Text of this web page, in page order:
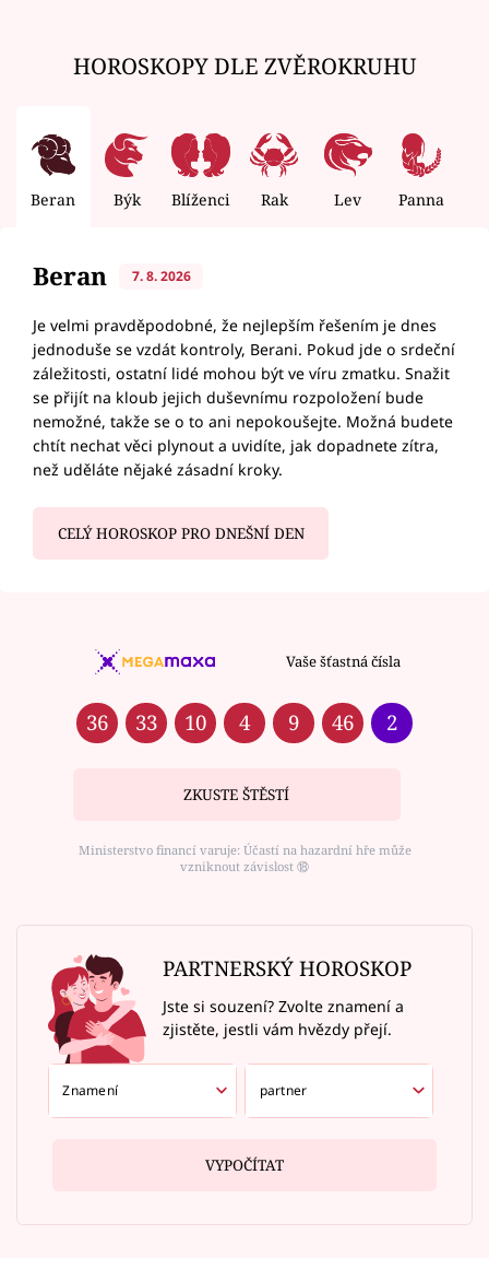
HOROSKOPY DLE ZVĚROKRUHU
Beran Býk Blíženci Rak Lev Panna
Beran 7. 8. 2026
Je velmi pravděpodobné, že nejlepším řešením je dnes
jednoduše se vzdát kontroly, Berani. Pokud jde o srdeční
záležitosti, ostatní lidé mohou být ve víru zmatku. Snažit
se přijít na kloub jejich duševnímu rozpoložení bude
nemožné, takže se o to ani nepokoušejte. Možná budete
chtít nechat věci plynout a uvidíte, jak dopadnete zítra,
než uděláte nějaké zásadní kroky.
CELÝ HOROSKOP PRO DNEŠNÍ DEN
Vaše šťastná čísla
36 33 10 4 9 46 2
ZKUSTE ŠTĚSTÍ
Ministerstvo financí varuje: Účastí na hazardní hře může
vzniknout závislost ⑱
PARTNERSKÝ HOROSKOP
Jste si souzení? Zvolte znamení a
zjistěte, jestli vám hvězdy přejí.
VYPOČÍTAT